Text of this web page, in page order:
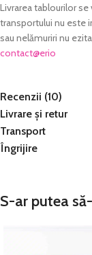
Livrarea tablourilor se
transportului nu este
sau nelămuriri nu
oire
@tcatnoc
Recenzii (10)
Livrare și retur
Transport
Îngrijire
S-ar putea